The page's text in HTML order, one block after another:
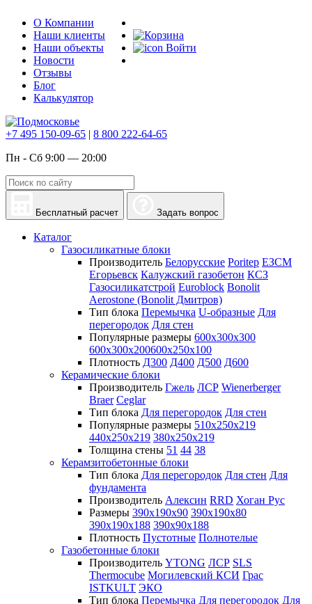
О Компании
Наши клиенты
Наши объекты
Новости
Отзывы
Блог
Калькулятор
Войти
+7 495 150-09-65 | 8 800 222-64-65
Пн - Сб 9:00 — 20:00
Бесплатный расчет Задать вопрос
Каталог
Газосиликатные блоки
Производитель Белорусские Poritep ЕЗСМ
Егорьевск Калужский газобетон КСЗ
Газосиликатстрой Euroblock Bonolit
Aerostone (Bonolit Дмитров)
Тип блока Перемычка U-образные Для
перегородок Для стен
Популярные размеры 600х300х300
600х300х200600х250х100
Плотность Д300 Д400 Д500 Д600
Керамические блоки
Производитель Гжель ЛСР Wienerberger
Braer Ceglar
Тип блока Для перегородок Для стен
Популярные размеры 510х250х219
440х250х219 380х250х219
Толщина стены 51 44 38
Керамзитобетонные блоки
Тип блока Для перегородок Для стен Для
фундамента
Производитель Алексин RRD Хоган Рус
Размеры 390х190х90 390х190х80
390х190х188 390х90х188
Плотность Пустотные Полнотелые
Газобетонные блоки
Производитель YTONG ЛСР SLS
Thermocube Могилевский КСИ Грас
ISTKULT ЭКО
Тип блока Перемычка Для перегородок Для